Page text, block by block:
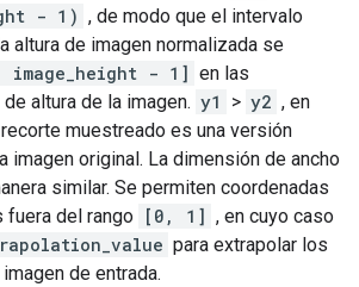
- 1) , de modo que el intervalo
altura de imagen normalizada se
image_height - 1] en las
altura de la imagen. y1 > y2 , en
muestreado es una versión
imagen original. La dimensión de ancho
similar. Se permiten coordenadas
fuera del rango [0, 1] , en cuyo caso
para extrapolar los
de entrada.